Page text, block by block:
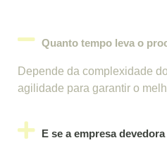
Quanto tempo leva o
Depende da complexidade
agilidade para garantir o
E se a empresa